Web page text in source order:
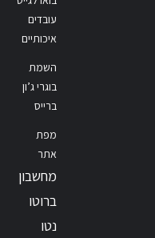
עובדים
איכותיים
השמת
בוגרי ג’ון
ברייס
מפת
אתר
מחשבון
ברוטו
נטו